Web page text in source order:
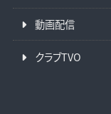
動画配信
クラブTVO